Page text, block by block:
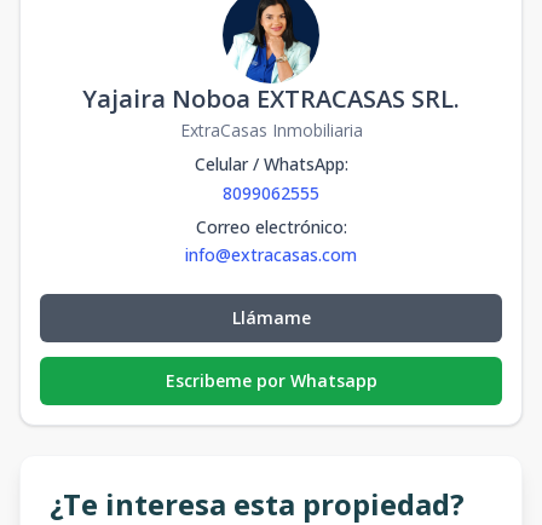
Yajaira Noboa EXTRACASAS SRL.
ExtraCasas Inmobiliaria
Celular / WhatsApp:
8099062555
Correo electrónico:
info@extracasas.com
Llámame
Escribeme por Whatsapp
¿Te interesa esta propiedad?